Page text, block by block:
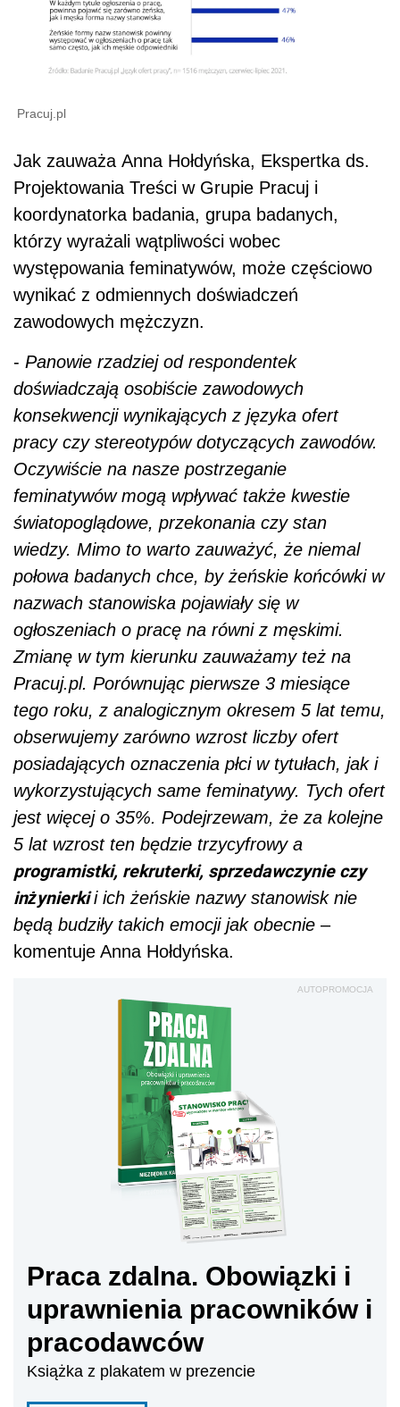
Pracuj.pl
Jak zauważa Anna Hołdyńska, Ekspertka ds.
Projektowania Treści w Grupie Pracuj i
koordynatorka badania, grupa badanych,
którzy wyrażali wątpliwości wobec
występowania feminatywów, może częściowo
wynikać z odmiennych doświadczeń
zawodowych mężczyzn.
- Panowie rzadziej od respondentek
doświadczają osobiście zawodowych
konsekwencji wynikających z języka ofert
pracy czy stereotypów dotyczących zawodów.
Oczywiście na nasze postrzeganie
feminatywów mogą wpływać także kwestie
światopoglądowe, przekonania czy stan
wiedzy. Mimo to warto zauważyć, że niemal
połowa badanych chce, by żeńskie końcówki w
nazwach stanowiska pojawiały się w
ogłoszeniach o pracę na równi z męskimi.
Zmianę w tym kierunku zauważamy też na
Pracuj.pl. Porównując pierwsze 3 miesiące
tego roku, z analogicznym okresem 5 lat temu,
obserwujemy zarówno wzrost liczby ofert
posiadających oznaczenia płci w tytułach, jak i
wykorzystujących same feminatywy. Tych ofert
jest więcej o 35%. Podejrzewam, że za kolejne
5 lat wzrost ten będzie trzycyfrowy a
programistki, rekruterki, sprzedawczynie czy
inżynierkii ich żeńskie nazwy stanowisk nie
będą budziły takich emocji jak obecnie –
komentuje Anna Hołdyńska.
AUTOPROMOCJA
Praca zdalna. Obowiązki i
uprawnienia pracowników i
pracodawców
Książka z plakatem w prezencie